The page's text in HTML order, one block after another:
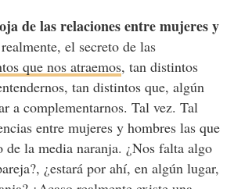
de las relaciones entre mujeres y
el secreto de las
que nos atraemos, tan distintos
tan distintos que, algún
a complementarnos. Tal vez. Tal
entre mujeres y hombres las que
de la media naranja. ¿Nos falta algo
¿estará por ahí, en algún lugar,